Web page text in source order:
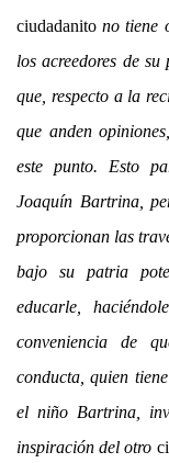
ciudadanito no tiene
los acreedores de
que, respecto a la
que anden
este punto. Esto
Joaquín Bartrina,
proporcionan las
bajo su patria
educarle,
conveniencia de
conducta, quien
el niño Bartrina,
inspiración del otro